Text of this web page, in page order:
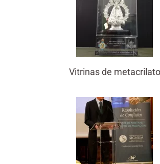
Vitrinas de metacrilato